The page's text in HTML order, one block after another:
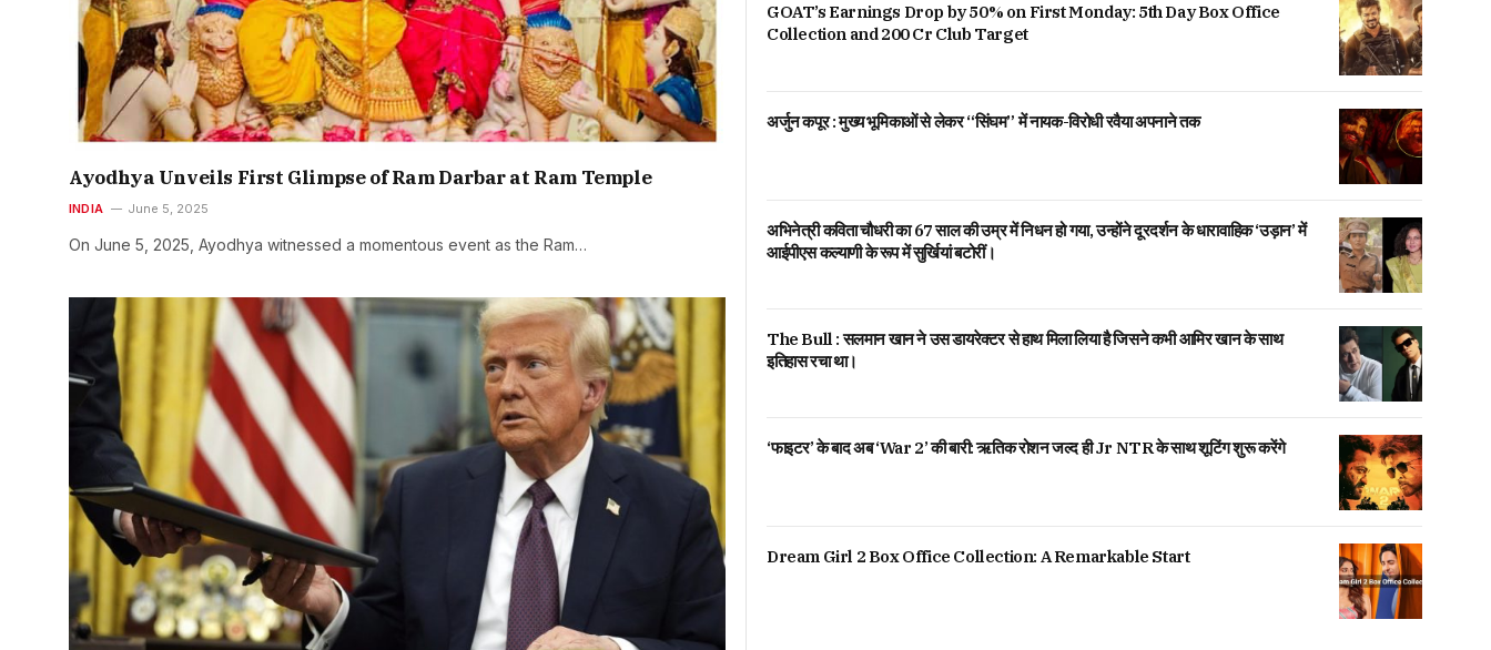
Ayodhya Unveils First Glimpse of Ram Darbar at Ram Temple
INDIA June 5, 2025
On June 5, 2025, Ayodhya witnessed a momentous event as the Ram…
GOAT’s Earnings Drop by 50% on First Monday: 5th Day Box Office
Collection and 200 Cr Club Target
अर्जुन कपूर : मुख्य भूमिकाओं से लेकर “सिंघम” में नायक-विरोधी रवैया अपनाने तक
अभिनेत्री कविता चौधरी का 67 साल की उम्र में निधन हो गया, उन्होंने दूरदर्शन के धारावाहिक ‘उड़ान’ में
आईपीएस कल्याणी के रूप में सुर्खियां बटोरीं।
The Bull : सलमान खान ने उस डायरेक्टर से हाथ मिला लिया है जिसने कभी आमिर खान के साथ
इतिहास रचा था।
‘फाइटर’ के बाद अब ‘War 2’ की बारी: ऋतिक रोशन जल्द ही Jr NTR के साथ शूटिंग शुरू करेंगे
Dream Girl 2 Box Office Collection: A Remarkable Start